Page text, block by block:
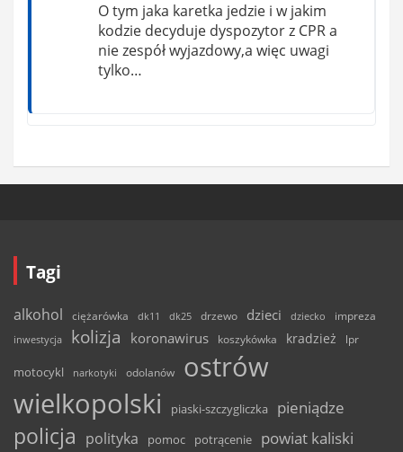
O tym jaka karetka jedzie i w jakim
kodzie decyduje dyspozytor z CPR a
nie zespół wyjazdowy,a więc uwagi
tylko…
Tagi
alkohol ciężarówka dk11 dk25 drzewo dzieci dziecko
impreza
inwestycja
kolizja koronawirus koszykówka kradzież lpr
motocykl narkotyki odolanów
ostrów
wielkopolski
piaski-szczygliczka pieniądze
policja polityka pomoc potrącenie powiat kaliski